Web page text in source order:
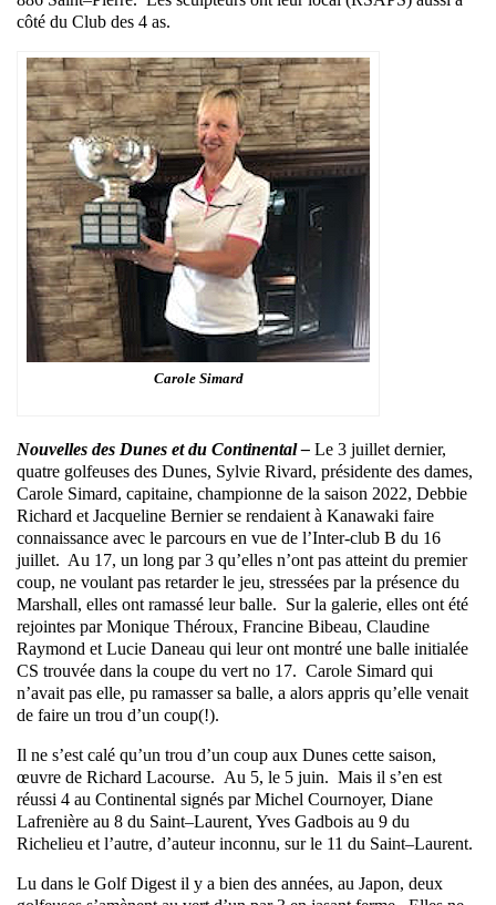
côté du Club des 4 as.
Carole Simard
Nouvelles des Dunes et du Continental – Le 3 juillet dernier,
quatre golfeuses des Dunes, Sylvie Rivard, présidente des dames,
Carole Simard, capitaine, championne de la saison 2022, Debbie
Richard et Jacqueline Bernier se rendaient à Kanawaki faire
connaissance avec le parcours en vue de l’Inter-club B du 16
juillet. Au 17, un long par 3 qu’elles n’ont pas atteint du premier
coup, ne voulant pas retarder le jeu, stressées par la présence du
Marshall, elles ont ramassé leur balle. Sur la galerie, elles ont été
rejointes par Monique Théroux, Francine Bibeau, Claudine
Raymond et Lucie Daneau qui leur ont montré une balle initialée
CS trouvée dans la coupe du vert no 17. Carole Simard qui
n’avait pas elle, pu ramasser sa balle, a alors appris qu’elle venait
de faire un trou d’un coup(!).
Il ne s’est calé qu’un trou d’un coup aux Dunes cette saison,
œuvre de Richard Lacourse. Au 5, le 5 juin. Mais il s’en est
réussi 4 au Continental signés par Michel Cournoyer, Diane
Lafrenière au 8 du Saint–Laurent, Yves Gadbois au 9 du
Richelieu et l’autre, d’auteur inconnu, sur le 11 du Saint–Laurent.
Lu dans le Golf Digest il y a bien des années, au Japon, deux